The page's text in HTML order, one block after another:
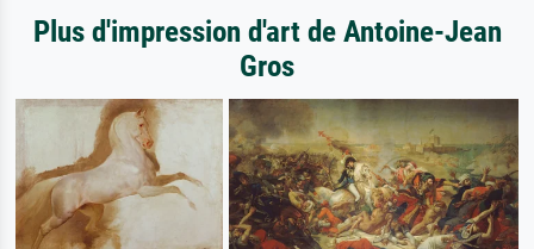
Plus d'impression d'art de Antoine-Jean
Gros